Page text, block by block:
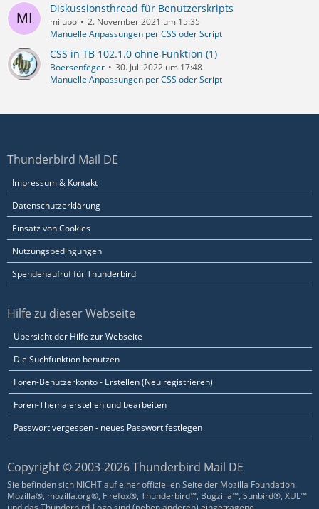
Diskussionsthread für Benutzerskripts
milupo
2. November 2021 um 15:35
Manuelle Anpassungen per CSS oder Script
CSS in TB 102.1.0 ohne Funktion (1)
Boersenfeger
30. Juli 2022 um 17:48
Manuelle Anpassungen per CSS oder Script
Thunderbird Mail DE
Impressum & Kontakt
Datenschutzerklärung
Einsatz von Cookies
Nutzungsbedingungen
Spendenaufruf für Thunderbird
Hilfe zu dieser Webseite
Übersicht der Hilfe zur Webseite
Die Suchfunktion benutzen
Foren-Benutzerkonto - Erstellen (Neu registrieren)
Foren-Thema erstellen und bearbeiten
Passwort vergessen - neues Passwort festlegen
Copyright © 2003-2026 Thunderbird Mail DE
Sie befinden sich NICHT auf einer offiziellen Seite der Mozilla Foundation.
Mozilla®, mozilla.org®, Firefox®, Thunderbird™, Bugzilla™, Sunbird®, XUL™